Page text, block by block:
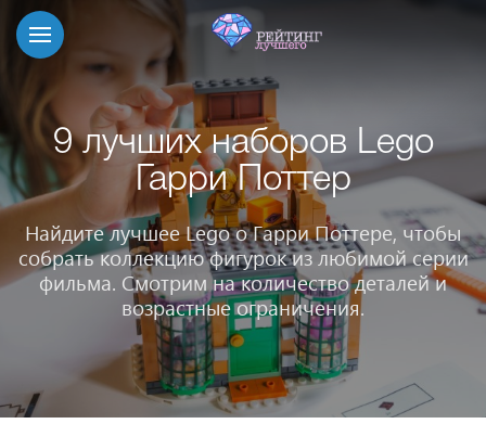
9 лучших наборов Lego
Гарри Поттер
Найдите лучшее Lego о Гарри Поттере, чтобы
собрать коллекцию фигурок из любимой серии
фильма. Смотрим на количество деталей и
возрастные ограничения.